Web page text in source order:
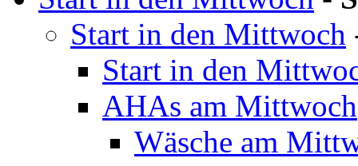
Start in den Mittwoch
Start in den
AHAs am Mittwoch
Wäsche am